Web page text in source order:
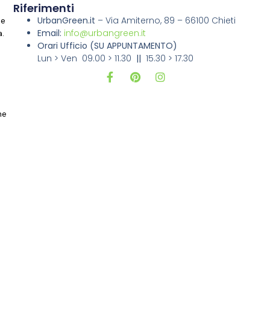
Riferimenti
UrbanGreen.it –Via Amiterno, 89 – 66100 Chieti
Email: info@urbangreen.it
Orari Ufficio (SU APPUNTAMENTO)
Lun > Ven 09.00 > 11.30 || 15.30 > 17.30